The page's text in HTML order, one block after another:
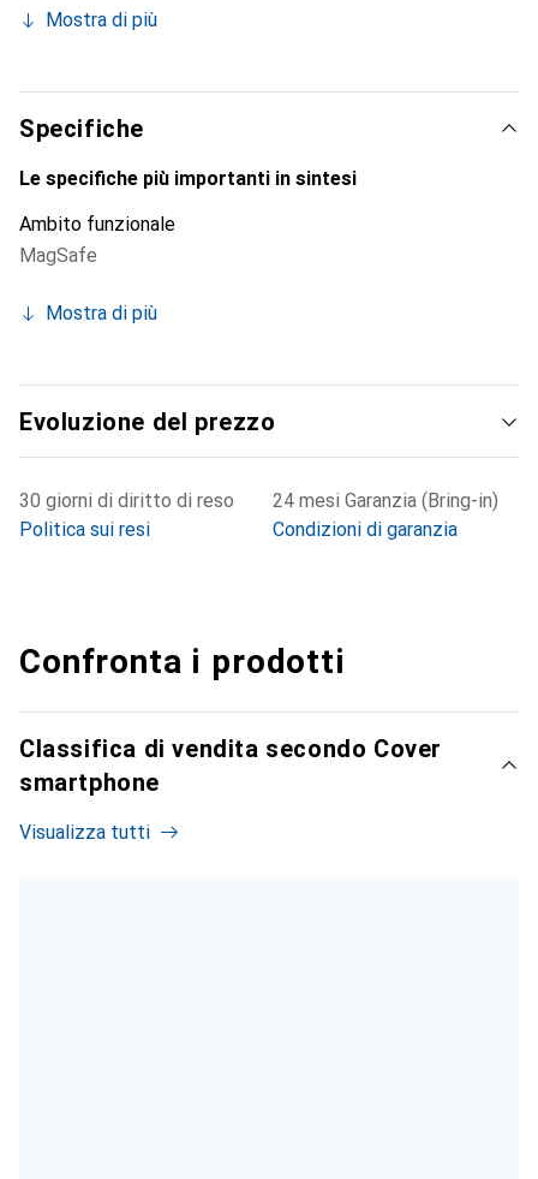
accessorio chic e indispensabile per il tuo smartphone.
alta qualità, il marchio Noreve è una scelta sicura per una
clientela esigente.
Mostra di più
Specifiche
Le specifiche più importanti in sintesi
Ambito funzionale
MagSafe
Mostra di più
Evoluzione del prezzo
30 giorni di diritto di reso
Politica sui resi
24 mesi Garanzia (Bring-in)
Condizioni di garanzia
Confronta i prodotti
Classifica di vendita secondo Cover
smartphone
Visualizza tutti